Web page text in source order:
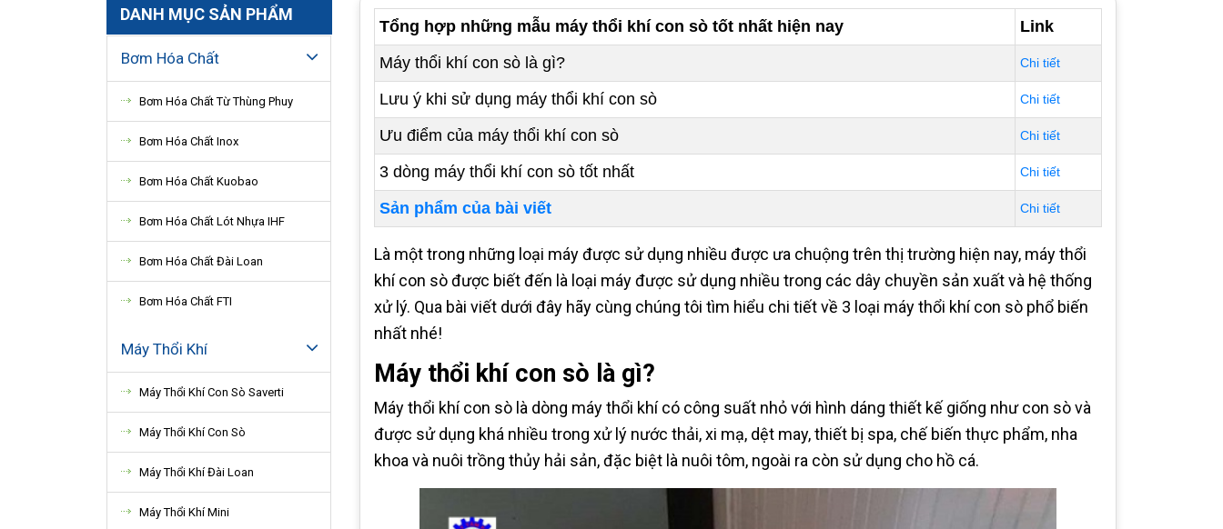
DANH MỤC SẢN PHẨM
Bơm Hóa Chất
Bơm Hóa Chất Từ Thùng Phuy
Bơm Hóa Chất Inox
Bơm Hóa Chất Kuobao
Bơm Hóa Chất Lót Nhựa IHF
Bơm Hóa Chất Đài Loan
Bơm Hóa Chất FTI
Máy Thổi Khí
Máy Thổi Khí Con Sò Saverti
Máy Thổi Khí Con Sò
Máy Thổi Khí Đài Loan
Máy Thổi Khí Mini
Tổng hợp những mẫu máy thổi khí con sò tốt nhất hiện nay
Link
Máy thổi khí con sò là gì?
Chi tiết
Lưu ý khi sử dụng máy thổi khí con sò Chi tiết
Ưu điểm của máy thổi khí con sò Chi tiết
3 dòng máy thổi khí con sò tốt nhất Chi tiết
Sản phẩm của bài viết Chi tiết
Là một trong những loại máy được sử dụng nhiều được ưa chuộng trên thị trường hiện nay, máy thổi
khí con sò được biết đến là loại máy được sử dụng nhiều trong các dây chuyền sản xuất và hệ thống
xử lý. Qua bài viết dưới đây hãy cùng chúng tôi tìm hiểu chi tiết về 3 loại máy thổi khí con sò phổ biến
nhất nhé!
Máy thổi khí con sò là gì?
Máy thổi khí con sò là dòng máy thổi khí có công suất nhỏ với hình dáng thiết kế giống như con sò và
được sử dụng khá nhiều trong xử lý nước thải, xi mạ, dệt may, thiết bị spa, chế biến thực phẩm, nha
khoa và nuôi trồng thủy hải sản, đặc biệt là nuôi tôm, ngoài ra còn sử dụng cho hồ cá.